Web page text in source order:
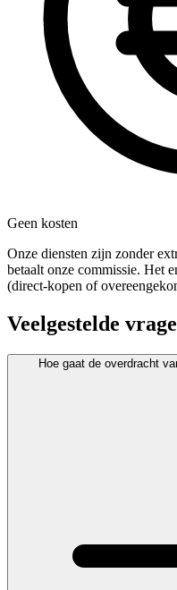
Geen kosten
Onze diensten zijn zonder
betaalt onze commissie. Het
(direct-kopen of
Veelgestelde
Hoe gaat de overdracht